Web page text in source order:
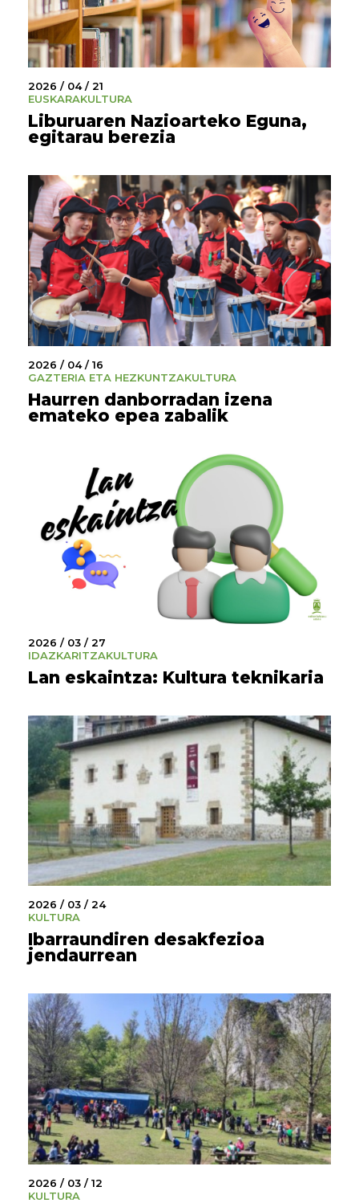
2026 / 04 / 21
EUSKARAKULTURA
Liburuaren Nazioarteko Eguna,
egitarau berezia
2026 / 04 / 16
GAZTERIA ETA HEZKUNTZAKULTURA
Haurren danborradan izena
emateko epea zabalik
2026 / 03 / 27
IDAZKARITZAKULTURA
Lan eskaintza: Kultura teknikaria
2026 / 03 / 24
KULTURA
Ibarraundiren desakfezioa
jendaurrean
2026 / 03 / 12
KULTURA